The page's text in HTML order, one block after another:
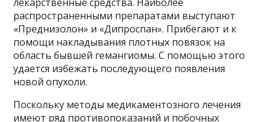
распространенными препаратами выступают
«Преднизолон» и «Дипроспан». Прибегают и к
помощи накладывания плотных повязок на
область бывшей гемангиомы. С помощью этого
удается избежать последующего появления
новой опухоли.
Поскольку методы медикаментозного лечения
имеют ряд противопоказаний и побочных